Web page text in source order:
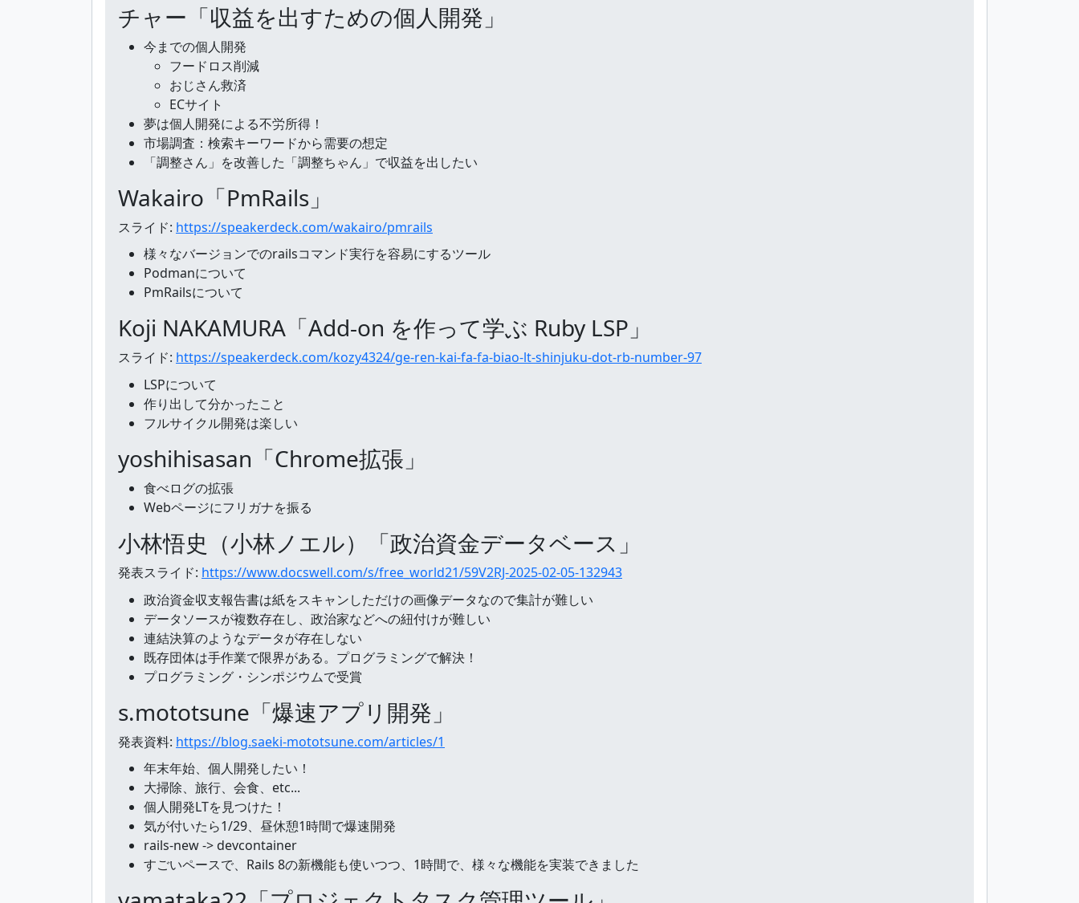
チャー「収益を出すための個人開発」
今までの個人開発
フードロス削減
おじさん救済
ECサイト
夢は個人開発による不労所得！
市場調査：検索キーワードから需要の想定
「調整さん」を改善した「調整ちゃん」で収益を出したい
Wakairo「PmRails」
スライド: https://speakerdeck.com/wakairo/pmrails
様々なバージョンでのrailsコマンド実行を容易にするツール
Podmanについて
PmRailsについて
Koji NAKAMURA「Add-on を作って学ぶ Ruby LSP」
スライド: https://speakerdeck.com/kozy4324/ge-ren-kai-fa-fa-biao-lt-shinjuku-dot-rb-number-97
LSPについて
作り出して分かったこと
フルサイクル開発は楽しい
yoshihisasan「Chrome拡張」
食べログの拡張
Webページにフリガナを振る
小林悟史（小林ノエル）「政治資金データベース」
発表スライド: https://www.docswell.com/s/free_world21/59V2RJ-2025-02-05-132943
政治資金収支報告書は紙をスキャンしただけの画像データなので集計が難しい
データソースが複数存在し、政治家などへの紐付けが難しい
連結決算のようなデータが存在しない
既存団体は手作業で限界がある。プログラミングで解決！
プログラミング・シンポジウムで受賞
s.mototsune「爆速アプリ開発」
発表資料: https://blog.saeki-mototsune.com/articles/1
年末年始、個人開発したい！
大掃除、旅行、会食、etc...
個人開発LTを見つけた！
気が付いたら1/29、昼休憩1時間で爆速開発
rails-new -> devcontainer
すごいペースで、Rails 8の新機能も使いつつ、1時間で、様々な機能を実装できました